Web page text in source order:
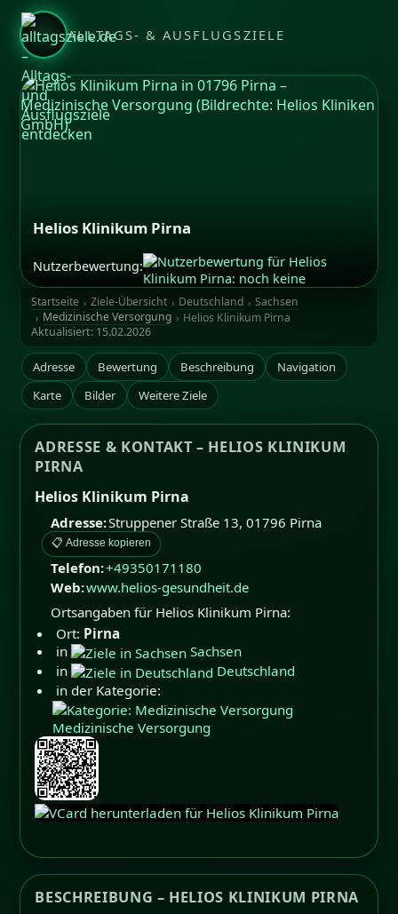
ALLTAGS- & AUSFLUGSZIELE
Bildrechte: Helios Kliniken GmbH
Helios Klinikum Pirna
Nutzerbewertung:
Startseite Ziele-Übersicht Deutschland
Sachsen
Medizinische Versorgung
Helios Klinikum Pirna
Aktualisiert: 15.02.2026
Adresse Bewertung Beschreibung
Navigation
Karte
Bilder Weitere Ziele
ADRESSE & KONTAKT – HELIOS KLINIKUM
PIRNA
Helios Klinikum Pirna
Adresse:Struppener Straße 13,01796 Pirna
📋 Adresse kopieren
Telefon:+49350171180
Web:www.helios-gesundheit.de
Ortsangaben für Helios Klinikum Pirna:
Ort: Pirna
in
Sachsen
in
Deutschland
in der Kategorie:
Medizinische Versorgung
BESCHREIBUNG – HELIOS KLINIKUM PIRNA